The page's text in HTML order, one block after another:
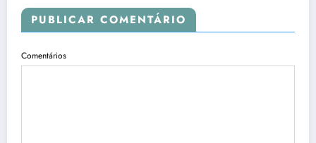
PUBLICAR COMENTÁRIO
Comentários